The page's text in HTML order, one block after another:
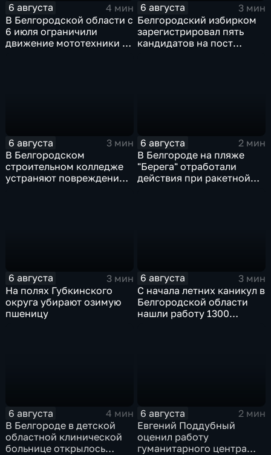
6 августа
4 мин
В Белгородской области с
6 июля ограничили
движение мототехники в
6 августа
3 мин
Белгородский избирком
зарегистрировал пять
кандидатов на пост
6 августа
3 мин
В Белгородском
строительном колледже
устраняют повреждения
6 августа
2 мин
В Белгороде на пляже
"Берега" отработали
действия при ракетной
6 августа
3 мин
На полях Губкинского
округа убирают озимую
пшеницу
6 августа
3 мин
С начала летних каникул в
Белгородской области
нашли работу 1300
6 августа
4 мин
В Белгороде в детской
областной клинической
больнице открылось
6 августа
2 мин
Евгений Поддубный
оценил работу
гуманитарного центра